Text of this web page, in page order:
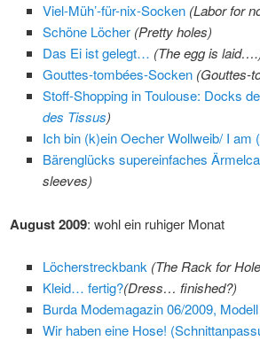
Viel-Müh’-für-nix-Socken (Labor for
Schöne Löcher (Pretty holes)
Das Ei ist gelegt… (The egg is
Gouttes-tombées-Socken (Gouttes-
Stoff-Shopping in Toulouse: Docks
des Tissus)
Ich bin (k)ein Oecher Wollweib/ I am
Bärenglücks supereinfaches
sleeves)
August 2009: wohl ein ruhiger Monat
Löcherstreckbank (The Rack for
Kleid… fertig?(Dress… finished?)
Burda Modemagazin 06/2009,
Wir haben eine Hose!